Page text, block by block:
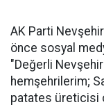
AK Parti
önce sosyal
"Değerli
hemşehrilerim;
patates üreticisi